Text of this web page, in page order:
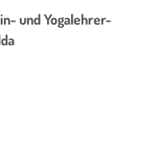
und Yogalehrer-